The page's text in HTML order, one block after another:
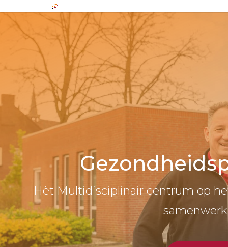
Hèt Multidisciplinair centrum op